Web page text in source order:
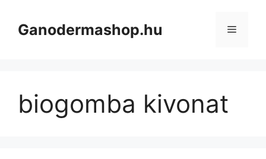
tartalomba
Ganodermashop.hu Menü
biogomba kivonat